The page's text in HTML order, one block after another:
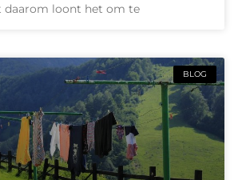
daarom loont het om te
BLOG